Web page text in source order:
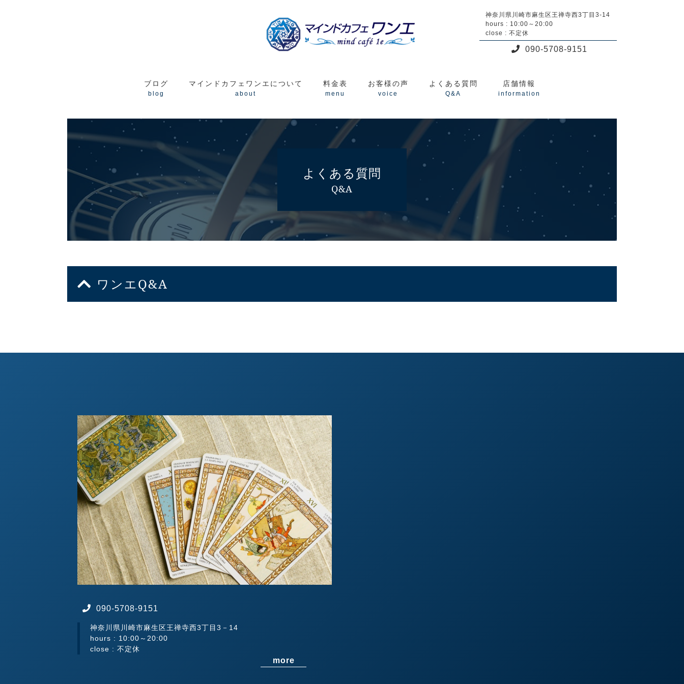
神奈川県川崎市麻生区王禅寺西3丁目3-14
hours : 10:00～20:00
close : 不定休
090-5708-9151
ブログ
blog
マインドカフェワンエについて
about
料金表
menu
お客様の声
voice
よくある質問
Q&A
店舗情報
information
よくある質問
Q&A
ワンエQ&A
090-5708-9151
神奈川県川崎市麻生区王禅寺西3丁目3－14
hours : 10:00～20:00
close : 不定休
more